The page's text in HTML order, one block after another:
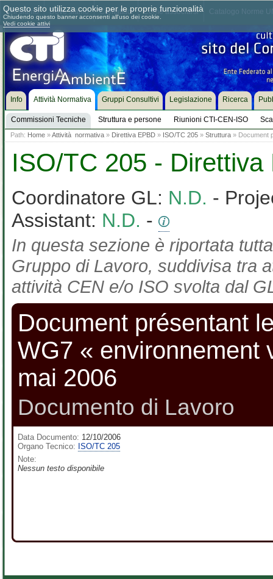
Chi siamo Dove siamo Contattaci Come associarsi
Info Attività Normativa
Commissioni Tecniche Struttura e persone Riunioni CTI-CEN-ISO
Gruppi Consultivi Legislazione Ricerca
Path: Home »Attività normativa » Direttiva EPBD » ISO/TC 205 » Struttura » Document
ISO/TC 205 - Direttiva
Coordinatore GL: N.D. -
Assistant: N.D. -
In questa sezione è riportata
Gruppo di Lavoro, suddivisa tra
attività CEN e/o ISO svolta dal
Document présentant
WG7 « environnement
mai 2006
Documento di Lavoro
Data Documento: 12/10/2006
Organo Tecnico: ISO/TC 205
Note:
Nessun testo disponibile
Questo sito utilizza cookie per le proprie funzionalità
Chiudendo questo banner acconsenti all'uso dei cookie.
Vedi cookie attivi